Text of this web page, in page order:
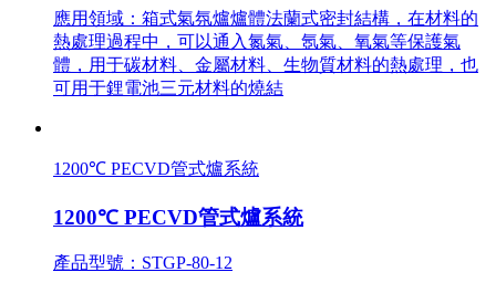
應用領域：箱式氣氛爐爐體法蘭式密封結構，在材料的
熱處理過程中，可以通入氮氣、氬氣、氧氣等保護氣
體，用于碳材料、金屬材料、生物質材料的熱處理，也
可用于鋰電池三元材料的燒結
1200℃ PECVD管式爐系統
1200℃ PECVD管式爐系統
產品型號：STGP-80-12